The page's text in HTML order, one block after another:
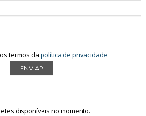
termos da política de privacidade
disponíveis no momento.